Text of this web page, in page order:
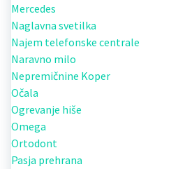
Mercedes
Naglavna svetilka
Najem telefonske centrale
Naravno milo
Nepremičnine Koper
Očala
Ogrevanje hiše
Omega
Ortodont
Pasja prehrana